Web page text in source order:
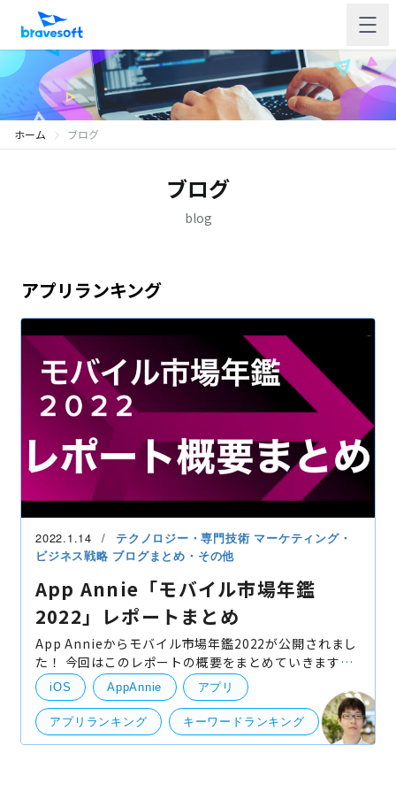
ホーム ブログ
ブログ
blog
アプリランキング
2022.1.14 テクノロジー・専門技術 マーケティング・
ビジネス戦略 ブログまとめ・その他
App Annie「モバイル市場年鑑
2022」レポートまとめ
App Annieからモバイル市場年鑑2022が公開されまし
た！ 今回はこのレポートの概要をまとめていきます！
17業界、30市場のデータがあるということですが、日
本に焦点を絞っていきます。 全文は元ページをご覧く
ださ
iOS AppAnnie アプリ
アプリランキング キーワードランキング